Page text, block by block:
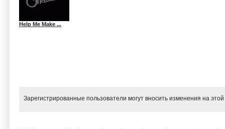
Help Me Make ...
Зарегистрированные пользователи могут вносить изменения на